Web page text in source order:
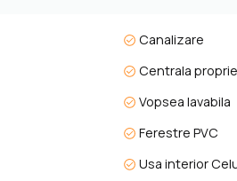
Canalizare
Centrala proprie
Vopsea lavabila
Ferestre PVC
Usa interior